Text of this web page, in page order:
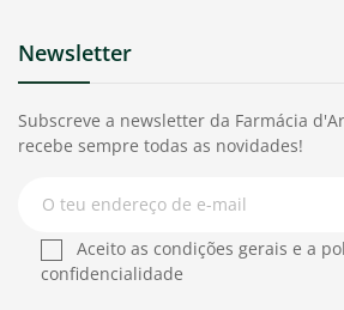
Newsletter
Subscreve a newsletter da Farmácia
recebe sempre todas as novidades!
Aceito as condições gerais e a
confidencialidade